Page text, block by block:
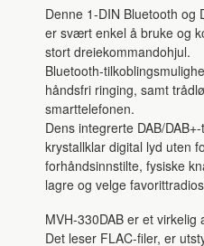
Denne 1-DIN Bluetooth og
er svært enkel å bruke og
stort dreiekommandohjul.
Bluetooth-
håndsfri ringing, samt
smarttelefonen.
Dens integrerte DAB/
krystallklar digital lyd uten
forhåndsinnstilte, fysiske
lagre og velge
MVH-330DAB er et
Det leser FLAC-filer, er